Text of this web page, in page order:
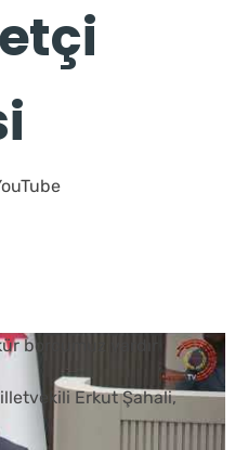
borcumuz vardır
Erkut Şahali,